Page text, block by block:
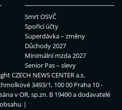
Smrt OSVČ
Spořicí účty
Superdávka – změny
Důchody 2027
Minimální mzda 2027
Senior Pas – slevy
CZECH NEWS CENTER a.s.
3493/1, 100 00 Praha 10 -
v OR, sp.zn. B 19490 a dodavatelé
obsahu